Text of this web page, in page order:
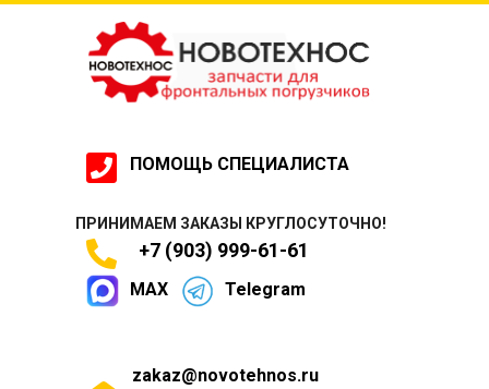
ПОМОЩЬ СПЕЦИАЛИСТА
ПРИНИМАЕМ ЗАКАЗЫ КРУГЛОСУТОЧНО!
+7 (903) 999-61-61
MAX Telegram
zakaz@novotehnos.ru